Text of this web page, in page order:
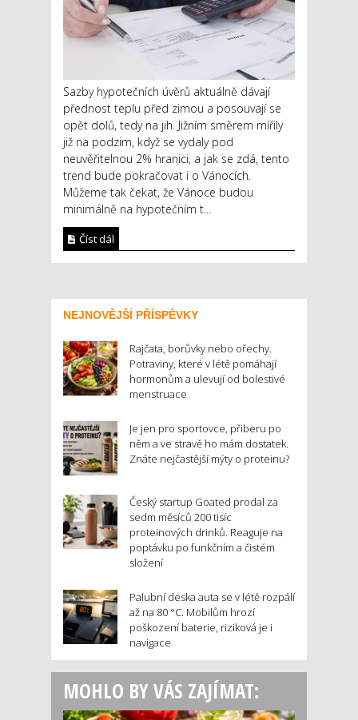
Sazby hypotečních úvěrů aktuálně dávají
přednost teplu před zimou a posouvají se
opět dolů, tedy na jih. Jižním směrem mířily
již na podzim, když se vydaly pod
neuvěřitelnou 2% hranici, a jak se zdá, tento
trend bude pokračovat i o Vánocích.
Můžeme tak čekat, že Vánoce budou
minimálně na hypotečním t...
Číst dál
NEJNOVĚJŠÍ PŘÍSPĚVKY
Rajčata, borůvky nebo ořechy.
Potraviny, které v létě pomáhají
hormonům a ulevují od bolestivé
menstruace
Je jen pro sportovce, přiberu po
něm a ve stravě ho mám dostatek.
Znáte nejčastější mýty o proteinu?
Český startup Goated prodal za
sedm měsíců 200 tisíc
proteinových drinků. Reaguje na
poptávku po funkčním a čistém
složení
Palubní deska auta se v létě rozpálí
až na 80 °C. Mobilům hrozí
poškození baterie, riziková je i
navigace
MOHLO BY VÁS ZAJÍMAT: